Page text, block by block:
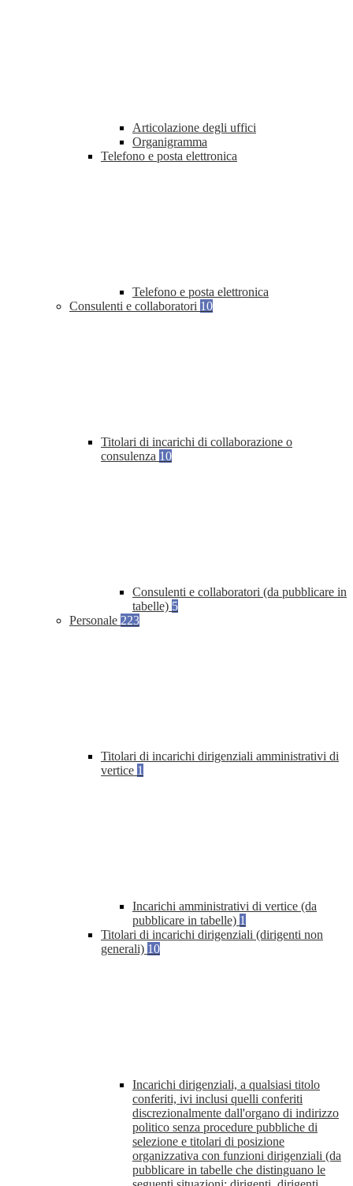
Articolazione degli uffici
Organigramma
Telefono e posta elettronica
Telefono e posta elettronica
Consulenti e collaboratori 10
Titolari di incarichi di collaborazione o
consulenza 10
Consulenti e collaboratori (da pubblicare in
tabelle) 5
Personale 223
Titolari di incarichi dirigenziali amministrativi di
vertice 1
Incarichi amministrativi di vertice (da
pubblicare in tabelle) 1
Titolari di incarichi dirigenziali (dirigenti non
generali) 10
Incarichi dirigenziali, a qualsiasi titolo
conferiti, ivi inclusi quelli conferiti
discrezionalmente dall'organo di indirizzo
politico senza procedure pubbliche di
selezione e titolari di posizione
organizzativa con funzioni dirigenziali (da
pubblicare in tabelle che distinguano le